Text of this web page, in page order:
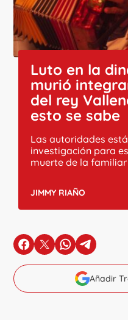
Luto en la
murió
del rey
esto se sabe
Las autoridades
investigación para
muerte de la
JIMMY RIAÑO
en Facebook
en Xen Whatsapp
en
Añadir